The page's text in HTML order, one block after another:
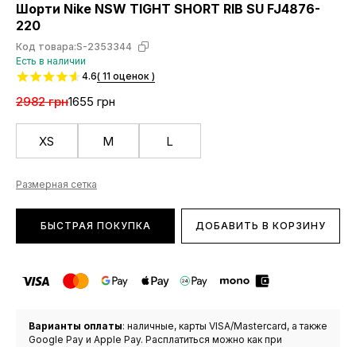
Шорти Nike NSW TIGHT SHORT RIB SU FJ4876-
220
Код товара:S-2353344
Есть в наличии
4.6( 11 оценок )
2982 грн1655 грн
XS M L
Размерная сетка
БЫСТРАЯ ПОКУПКА ДОБАВИТЬ В КОРЗИНУ
Варианты оплаты: наличные, карты VISA/Mastercard, а также
Google Pay и Apple Pay. Расплатиться можно как при